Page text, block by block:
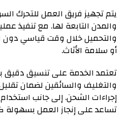
يتم تجهيز فريق العمل للتحرك
والمدن التابعة لها. مع تنفيذ
والتحميل خلال وقت قياسي دون
أو سلامة الأثاث.
تعتمد الخدمة على تنسيق دقيق
والتغليف والسائقين لضمان
إجراءات الشحن. إلى جانب
تساعد على إنجاز العمل بسهولة